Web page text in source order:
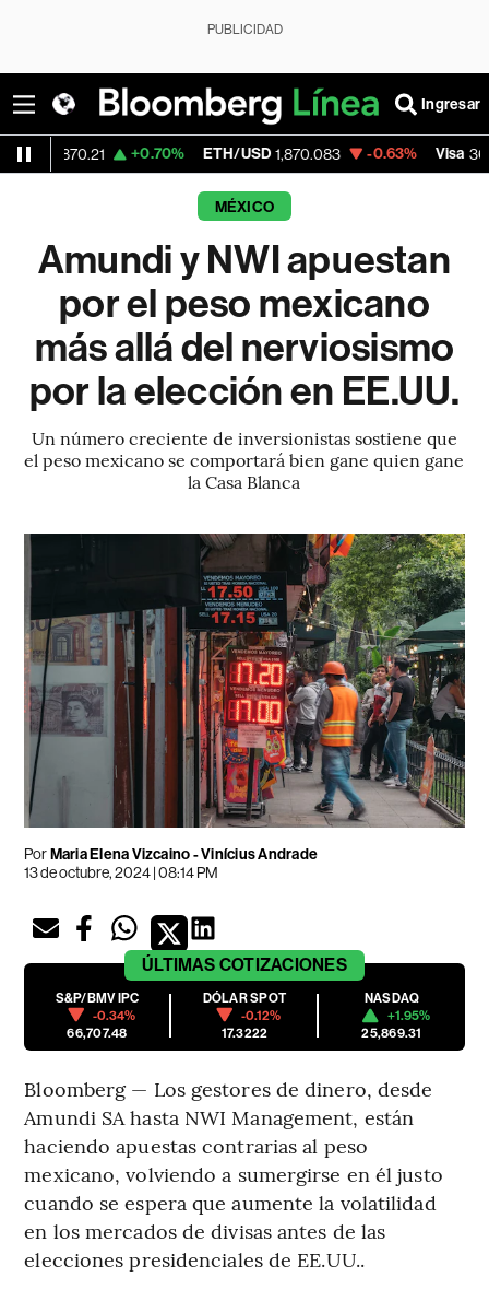
PUBLICIDAD
Ingresar
+0.70% ETH/USD 1,870.083 -0.63% Visa 365.34 -
MÉXICO
Amundi y NWI apuestan
por el peso mexicano
más allá del nerviosismo
por la elección en EE.UU.
Un número creciente de inversionistas sostiene que
el peso mexicano se comportará bien gane quien gane
la Casa Blanca
PorMaria Elena Vizcaino - Vinícius Andrade
13 de octubre, 2024 | 08:14 PM
ÚLTIMAS COTIZACIONES
S&P/BMV IPC
-0.34%
66,707.48
DÓLAR SPOT
-0.12%
17.3222
NASDAQ
+1.95%
25,869.31
Bloomberg — Los gestores de dinero, desde
Amundi SA hasta NWI Management, están
haciendo apuestas contrarias al peso
mexicano, volviendo a sumergirse en él justo
cuando se espera que aumente la volatilidad
en los mercados de divisas antes de las
elecciones presidenciales de EE.UU..